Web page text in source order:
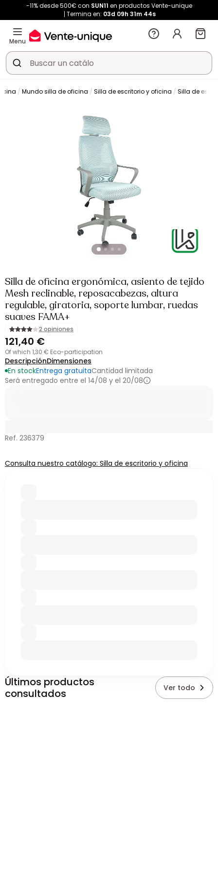
-11% desde 500€ con SUN11 en productos Vente-unique
Termina en: 03d 09h 31m 43s
Menu
Mundo silla de oficina Silla de escritorio y oficina Silla de
Silla de oficina ergonómica, asiento de tejido
Mesh reclinable, reposacabezas, altura
regulable, giratoria, soporte lumbar, ruedas
suaves FAMA+
2 opiniones
121,40 €
of which 1,30 € Eco-participation
DescripciónDimensiones
En stockEntrega gratuitaCantidad limitada
Será entregado entre el 14/08 y el 20/08
Ref. 236379
Consulta nuestro catálogo: Silla de escritorio y oficina
Últimos productos
consultados
Ver todo